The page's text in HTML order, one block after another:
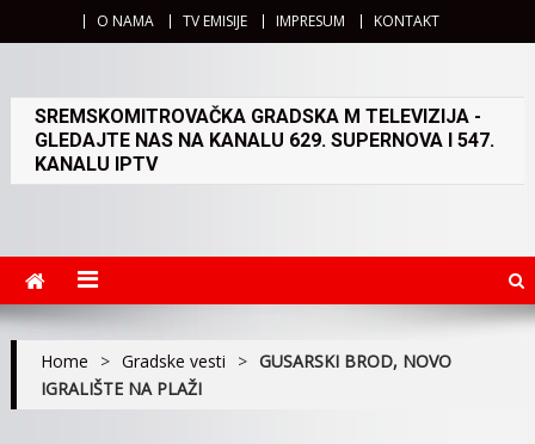
O NAMA TV EMISIJE IMPRESUM KONTAKT
SREMSKOMITROVAČKA GRADSKA M TELEVIZIJA -
GLEDAJTE NAS NA KANALU 629. SUPERNOVA I 547.
KANALU IPTV
Home > Gradske vesti > GUSARSKI BROD, NOVO
IGRALIŠTE NA PLAŽI